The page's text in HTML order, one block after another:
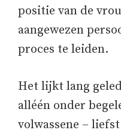
positie van de
aangewezen
proces te leiden.
Het lijkt lang
alléén onder
volwassene –